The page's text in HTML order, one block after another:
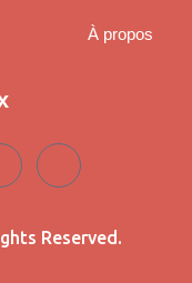
À propos
Reserved.